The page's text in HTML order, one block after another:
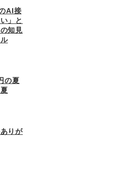
AI接
」と
知見
の夏
りが